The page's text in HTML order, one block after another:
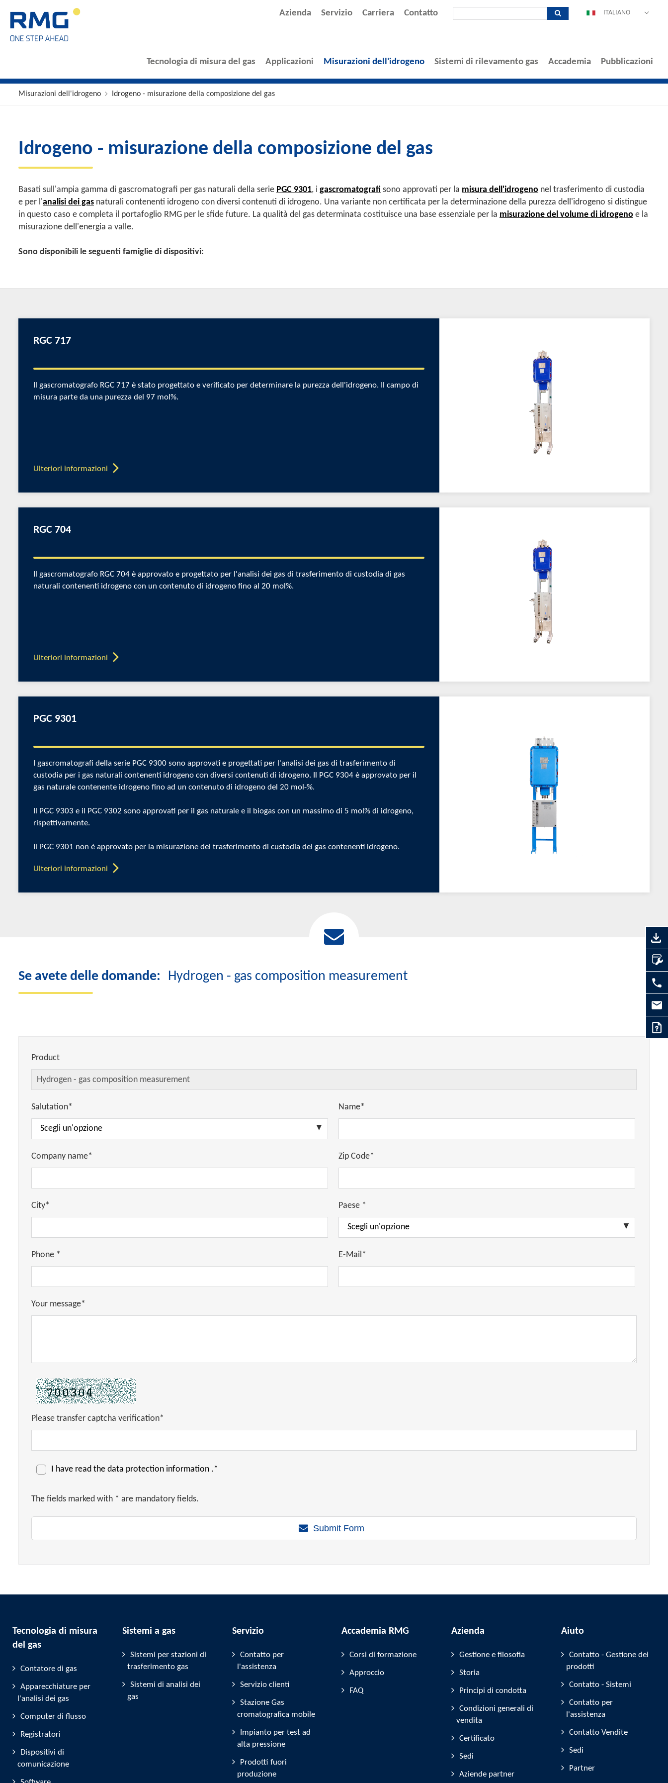
ESPAÑOL
ITALIANO
Azienda Servizio Carriera Contatto
Tecnologia di misura del gas Applicazioni Misurazioni dell'idrogeno Sistemi di rilevamento gas Accademia Pubblicazioni
Misurazioni dell'idrogeno Idrogeno - misurazione della composizione del gas
Idrogeno - misurazione della composizione del gas
Basati sull'ampia gamma di gascromatografi per gas naturali della serie PGC 9301, i gascromatografi sono approvati per la misura dell'idrogeno nel trasferimento di custodia
e per l'analisi dei gas naturali contenenti idrogeno con diversi contenuti di idrogeno. Una variante non certificata per la determinazione della purezza dell'idrogeno si distingue
in questo caso e completa il portafoglio RMG per le sfide future. La qualità del gas determinata costituisce una base essenziale per la misurazione del volume di idrogeno e la
misurazione dell'energia a valle.
Sono disponibili le seguenti famiglie di dispositivi:
RGC 717
Il gascromatografo RGC 717 è stato progettato e verificato per determinare la purezza dell'idrogeno. Il campo di
misura parte da una purezza del 97 mol%.
Ulteriori informazioni
RGC 704
Il gascromatografo RGC 704 è approvato e progettato per l'analisi dei gas di trasferimento di custodia di gas
naturali contenenti idrogeno con un contenuto di idrogeno fino al 20 mol%.
Ulteriori informazioni
PGC 9301
I gascromatografi della serie PGC 9300 sono approvati e progettati per l'analisi dei gas di trasferimento di
custodia per i gas naturali contenenti idrogeno con diversi contenuti di idrogeno. Il PGC 9304 è approvato per il
gas naturale contenente idrogeno fino ad un contenuto di idrogeno del 20 mol-%.
Il PGC 9303 e il PGC 9302 sono approvati per il gas naturale e il biogas con un massimo di 5 mol% di idrogeno,
rispettivamente.
Il PGC 9301 non è approvato per la misurazione del trasferimento di custodia dei gas contenenti idrogeno.
Ulteriori informazioni
Se avete delle domande: Hydrogen - gas composition measurement
Product
Salutation* Name*
Company name* Zip Code*
City* Paese *
Phone * E-Mail*
Your message*
Please transfer captcha verification*
I have read the data protection information .*
The fields marked with * are mandatory fields.
Submit Form
Tecnologia di misura
del gas
Contatore di gas
Apparecchiature per
l'analisi dei gas
Computer di flusso
Registratori
Dispositivi di
comunicazione
Sistemi a gas
Sistemi per stazioni di
trasferimento gas
Sistemi di analisi dei
gas
Servizio
Contatto per
l'assistenza
Servizio clienti
Stazione Gas
cromatografica mobile
Impianto per test ad
alta pressione
Prodotti fuori
produzione
Accademia RMG
Corsi di formazione
Approccio
FAQ
Azienda
Gestione e filosofia
Storia
Principi di condotta
Condizioni generali di
vendita
Certificato
Sedi
Aziende partner
Aiuto
Contatto - Gestione dei
prodotti
Contatto - Sistemi
Contatto per
l'assistenza
Contatto Vendite
Sedi
Partner